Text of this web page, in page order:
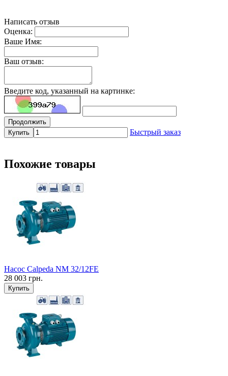
Написать отзыв
Оценка:
Ваше Имя:
Ваш отзыв:
Введите код, указанный на картинке:
Продолжить
Купить
Быстрый заказ
Похожие товары
Насос Calpeda NM 32/12FE
28 003 грн.
Купить